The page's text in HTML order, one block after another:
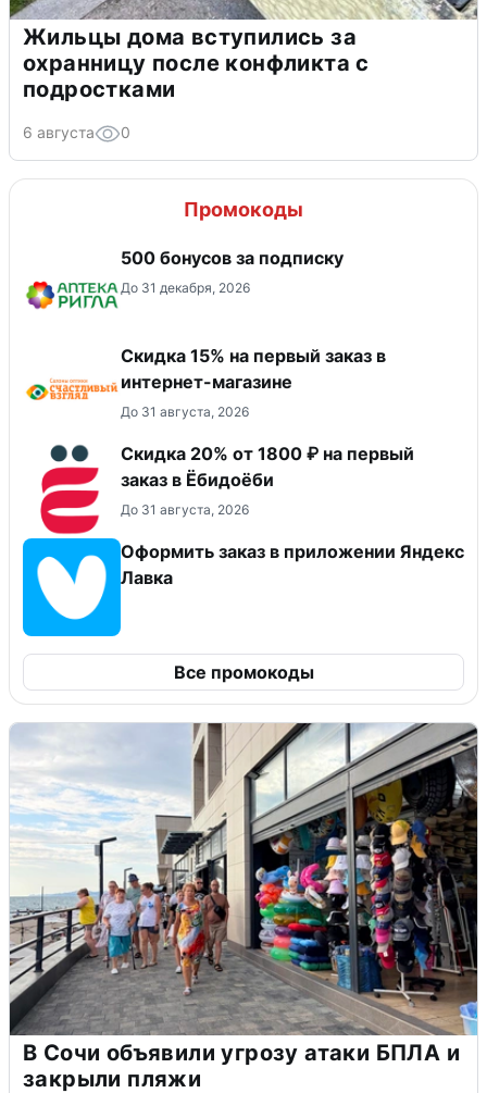
Жильцы дома вступились за
охранницу после конфликта с
подростками
6 августа 0
Промокоды
500 бонусов за подписку
До 31 декабря, 2026
Скидка 15% на первый заказ в
интернет-магазине
До 31 августа, 2026
Скидка 20% от 1800 ₽ на первый
заказ в Ёбидоёби
До 31 августа, 2026
Оформить заказ в приложении Яндекс
Лавка
Все промокоды
В Сочи объявили угрозу атаки БПЛА и
закрыли пляжи